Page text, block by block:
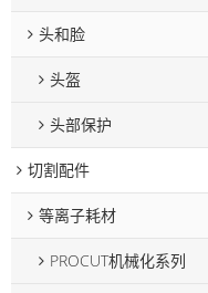
头和脸
头盔
头部保护
切割配件
等离子耗材
PROCUT机械化系列